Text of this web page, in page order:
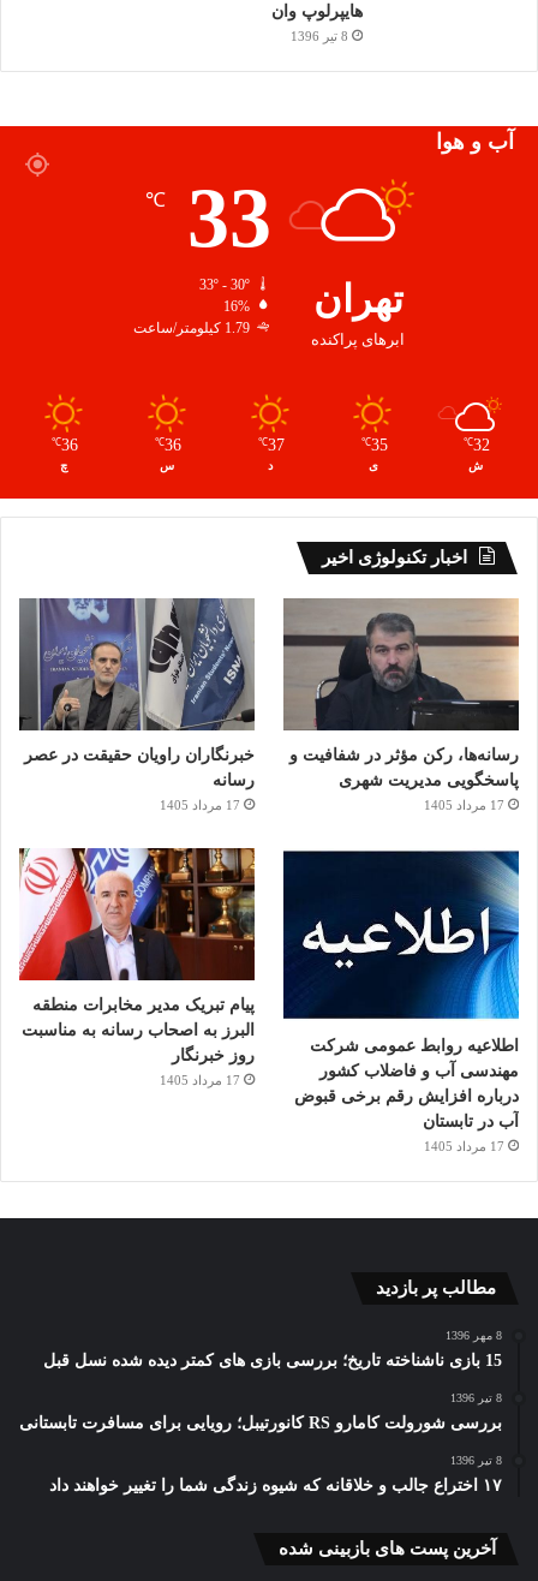
هایپرلوپ وان
8 تیر 1396
آب و هوا
تهران
ابرهای پراکنده
33
℃
16%
1.79 کیلومتر/ساعت
32
℃
ش
35
℃
ی
37
℃
د
36
℃
س
36
℃
چ
اخبار تکنولوژی اخیر
رسانه‌ها، رکن مؤثر در شفافیت و
پاسخگویی مدیریت شهری
17 مرداد 1405
خبرنگاران راویان حقیقت در عصر
رسانه
17 مرداد 1405
اطلاعیه روابط عمومی شرکت
مهندسی آب و فاضلاب کشور
درباره افزایش رقم برخی قبوض
آب در تابستان
17 مرداد 1405
پیام تبریک مدیر مخابرات منطقه
البرز به اصحاب رسانه به مناسبت
روز خبرنگار
17 مرداد 1405
مطالب پر بازدید
8 مهر 1396
15 بازی ناشناخته تاریخ؛ بررسی بازی های کمتر دیده شده نسل قبل
8 تیر 1396
بررسی شورولت کامارو RS کانورتیبل؛ رویایی برای مسافرت تابستانی
8 تیر 1396
۱۷ اختراع جالب و خلاقانه که شیوه زندگی شما را تغییر خواهند داد
آخرین پست های بازبینی شده